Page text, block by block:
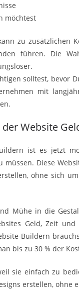
möchtest
zu zusätzlichen
führen. Die
solltest, bevor
mit
Website
ist es jetzt
Diese
ohne sich
Mühe in die
Geld, Zeit
Buildern
bis zu 30 % der
sie einfach zu
erstellen, ohne